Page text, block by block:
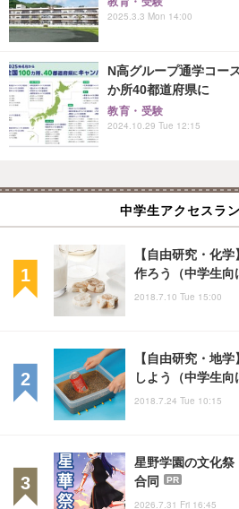
2025.3.3 Mon 14:00
N高グループ通学コー
か所40都道府県に
教育・受験
2024.10.29 Tue 12:15
中学生アクセスラ
【自由研究・化
作ろう（中学生向
2018.7.10 Tue 15:00
【自由研究・地
しよう（中学生向
2018.7.24 Tue 10:15
星野学園の文化
合同
PR
2026.7.31 Fri 16:45